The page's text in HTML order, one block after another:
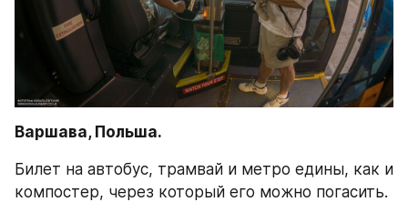
Варшава, Польша.
Билет на автобус, трамвай и метро едины, как и
компостер, через который его можно погасить.